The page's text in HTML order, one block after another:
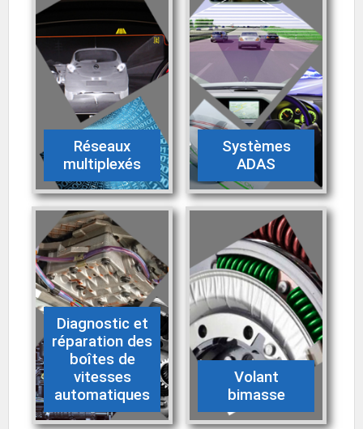
Réseaux
multiplexés
Systèmes
ADAS
Diagnostic et
réparation des
boîtes de
vitesses
automatiques
Volant
bimasse